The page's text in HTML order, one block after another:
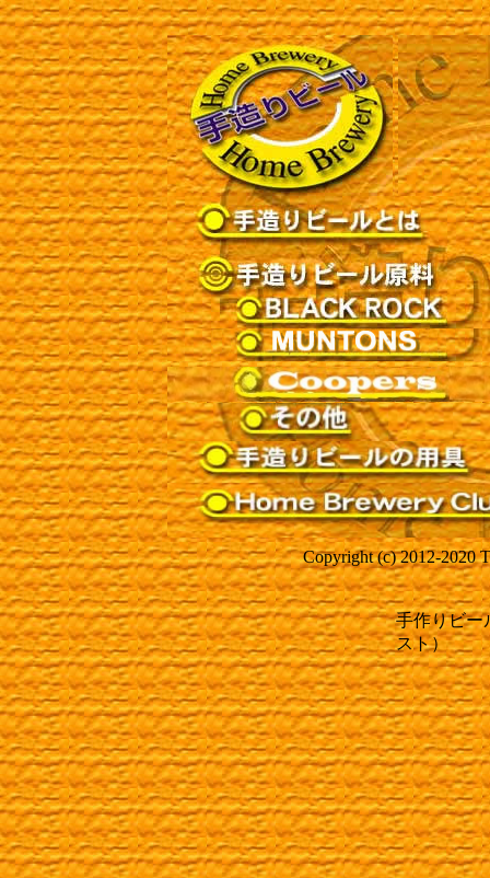
Copyright (c) 2012-2020
手作りビー
スト）